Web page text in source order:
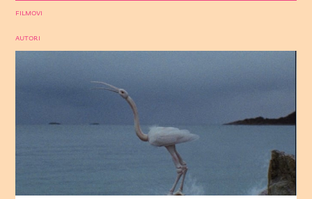
filmovi
autori